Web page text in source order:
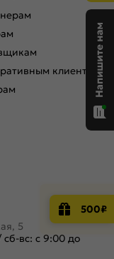
клиентам
5
сб-вс: с 9:00 до
500₽